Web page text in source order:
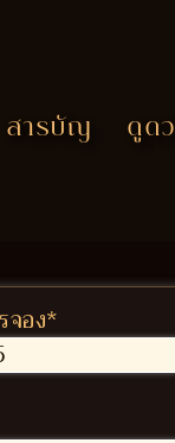
สารบัญ ดูด
จอง*